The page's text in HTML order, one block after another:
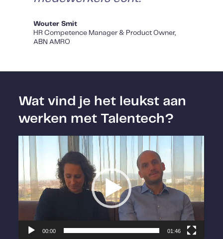
Wouter Smit
HR Competence Manager & Product Owner,
ABN AMRO
Wat vind je het leukst aan
werken met Talentech?
Videospeler
00:00 01:46